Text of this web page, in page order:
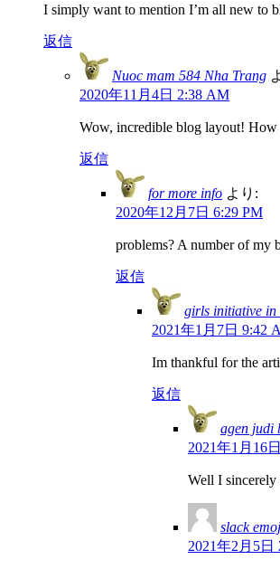
I simply want to mention I’m all new to
返信
Nuoc mam 584 Nha Trang
2020年11月4日 2:38 AM
Wow, incredible blog layout! How
返信
for more info より:
2020年12月7日 6:29 PM
problems? A number of my
返信
girls initiative in
2021年1月7日 9:42
Im thankful for the
返信
agen judi
2021年1月16
Well I
slack
2021年2月5日